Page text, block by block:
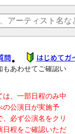
問 はじめてガ
下公演日リンクから
もあわせてご確認い
、一部日程のみ中
の公演日が実施予
必ず公演名をクリ
日程をご確認いただ